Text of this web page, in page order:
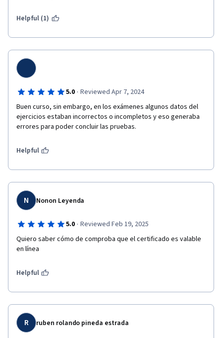
Helpful (1)
5.0 · Reviewed Apr 7, 2024
Buen curso, sin embargo, en los exámenes algunos datos del
ejercicios estaban incorrectos o incompletos y eso generaba
errores para poder concluir las pruebas.
Helpful
N Nonon Leyenda
5.0 · Reviewed Feb 19, 2025
Quiero saber cómo de comproba que el certificado es valable
en línea
Helpful
R ruben rolando pineda estrada